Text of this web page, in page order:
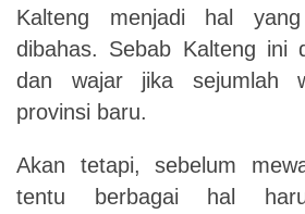
Kalteng menjadi hal
dibahas. Sebab Kalteng ini
dan wajar jika sejumlah
provinsi baru.
Akan tetapi, sebelum
tentu berbagai hal